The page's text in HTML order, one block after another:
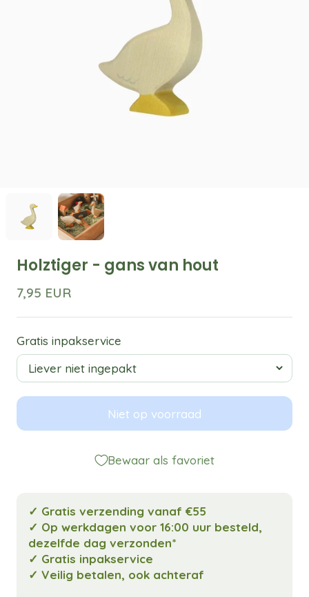
Holztiger - gans van hout
7,95 EUR
Gratis inpakservice
Niet op voorraad
Bewaar als favoriet
✓ Gratis verzending vanaf €55
✓ Op werkdagen voor 16:00 uur besteld,
dezelfde dag verzonden*
✓ Gratis inpakservice
✓ Veilig betalen, ook achteraf